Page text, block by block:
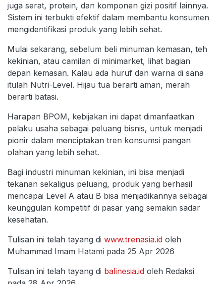
juga serat, protein, dan komponen gizi positif lainnya.
Sistem ini terbukti efektif dalam membantu konsumen
mengidentifikasi produk yang lebih sehat.
Mulai sekarang, sebelum beli minuman kemasan, teh
kekinian, atau camilan di minimarket, lihat bagian
depan kemasan. Kalau ada huruf dan warna di sana
itulah Nutri-Level. Hijau tua berarti aman, merah
berarti batasi.
Harapan BPOM, kebijakan ini dapat dimanfaatkan
pelaku usaha sebagai peluang bisnis, untuk menjadi
pionir dalam menciptakan tren konsumsi pangan
olahan yang lebih sehat.
Bagi industri minuman kekinian, ini bisa menjadi
tekanan sekaligus peluang, produk yang berhasil
mencapai Level A atau B bisa menjadikannya sebagai
keunggulan kompetitif di pasar yang semakin sadar
kesehatan.
Tulisan ini telah tayang di www.trenasia.id oleh
Muhammad Imam Hatami pada 25 Apr 2026
Tulisan ini telah tayang di balinesia.id oleh Redaksi